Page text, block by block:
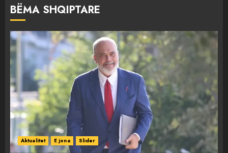
BËMA SHQIPTARE
Aktualitet E jona Slider